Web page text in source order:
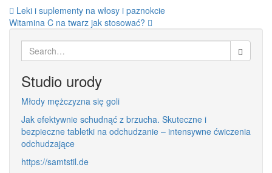
Nawigacja
wpisu
Leki i suplementy na włosy i paznokcie
Witamina C na twarz jak stosować?
Search
for:
Studio urody
Młody mężczyzna się goli
Jak efektywnie schudnąć z brzucha. Skuteczne i
bezpieczne tabletki na odchudzanie – intensywne ćwiczenia
odchudzające
https://samtstil.de